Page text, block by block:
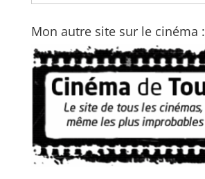
Mon autre site sur le cinéma :